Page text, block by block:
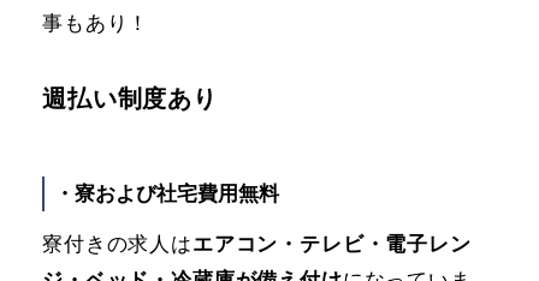
事もあり！
週払い制度あり
・寮および社宅費用無料
寮付きの求人はエアコン・テレビ・電子レン